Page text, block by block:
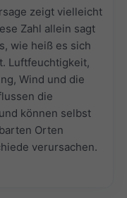
zeigt vielleicht
Zahl allein sagt
wie heiß es sich
Luftfeuchtigkeit,
Wind und die
die
können selbst
Orten
verursachen.